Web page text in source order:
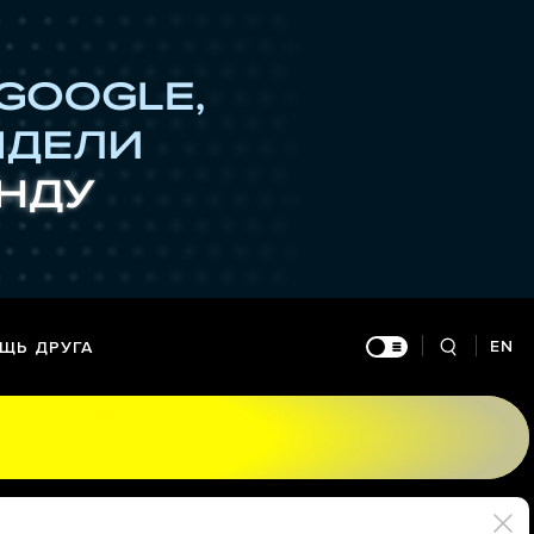
ДРУГА EN